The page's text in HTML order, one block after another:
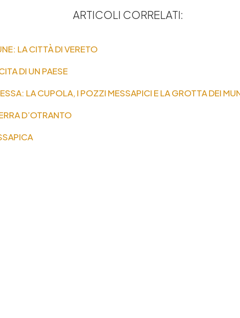
ARTICOLI CORRELATI:
LA CITTÀ DI VERETO
DI UN PAESE
LA CUPOLA, I POZZI MESSAPICI E LA GROTTA DEI
D’OTRANTO